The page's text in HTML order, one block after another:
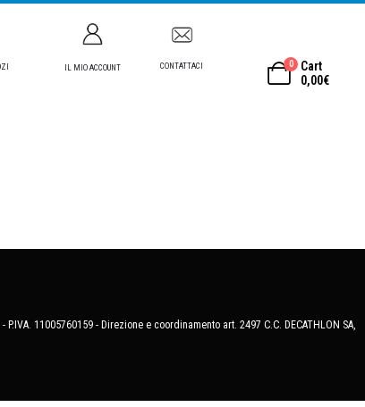
IL MIO ACCOUNT CONTATTACI 0
Cart
0,00€
11005760159 - Direzione e coordinamento art. 2497 C.C. DECATHLON SA,